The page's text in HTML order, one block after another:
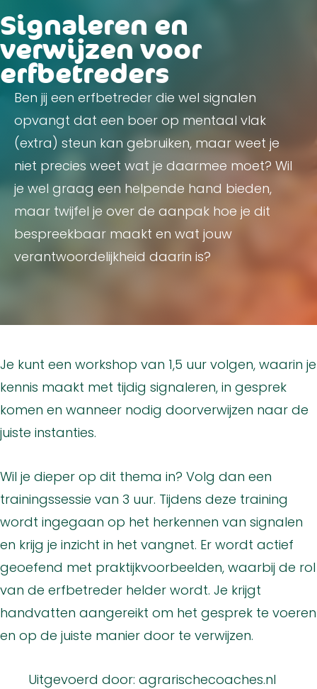
Signaleren en
verwijzen voor
erfbetreders
Ben jij een erfbetreder die wel signalen
opvangt dat een boer op mentaal vlak
(extra) steun kan gebruiken, maar weet je
niet precies weet wat je daarmee moet? Wil
je wel graag een helpende hand bieden,
maar twijfel je over de aanpak hoe je dit
bespreekbaar maakt en wat jouw
verantwoordelijkheid daarin is?
Je kunt een workshop van 1,5 uur volgen, waarin je
kennis maakt met tijdig signaleren, in gesprek
komen en wanneer nodig doorverwijzen naar de
juiste instanties.
Wil je dieper op dit thema in? Volg dan een
trainingssessie van 3 uur. Tijdens deze training
wordt ingegaan op het herkennen van signalen
en krijg je inzicht in het vangnet. Er wordt actief
geoefend met praktijkvoorbeelden, waarbij de rol
van de erfbetreder helder wordt. Je krijgt
handvatten aangereikt om het gesprek te voeren
en op de juiste manier door te verwijzen.
Uitgevoerd door: agrarischecoaches.nl